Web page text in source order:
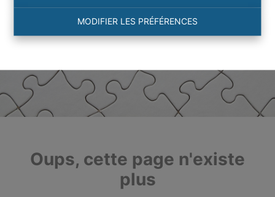
MODIFIER LES PRÉFÉRENCES
Oups, cette page n'existe
plus